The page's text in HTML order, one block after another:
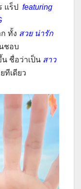
แร็ป featuring
ทั้ง สวย น่ารัก
ชอบ
ชื่อว่าเป็น สาว
ทีเดียว